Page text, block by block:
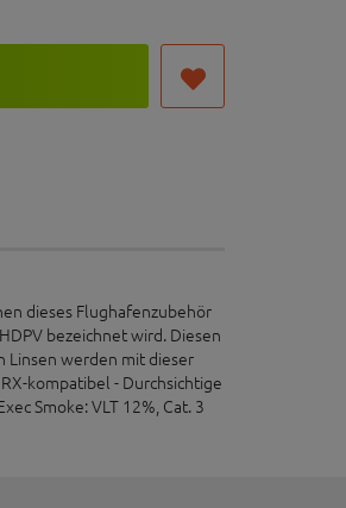
dieses Flughafenzubehör
bezeichnet wird. Diesen
Linsen werden mit dieser
kompatibel - Durchsichtige
Smoke: VLT 12%, Cat. 3